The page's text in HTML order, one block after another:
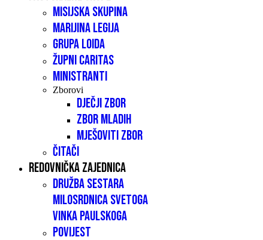
Misijska skupina
Marijina legija
Grupa LOIDA
Župni caritas
Ministranti
Zborovi
Dječji zbor
Zbor mladih
Mješoviti zbor
Čitači
Redovnička zajednica
Družba sestara
milosrdnica Svetoga
Vinka Paulskoga
Povijest